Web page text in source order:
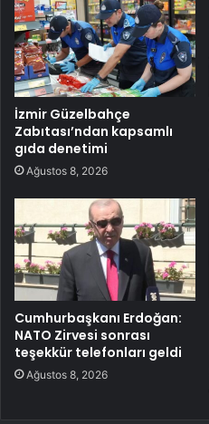
İzmir Güzelbahçe
Zabıtası’ndan kapsamlı
gıda denetimi
Ağustos 8, 2026
Cumhurbaşkanı Erdoğan:
NATO Zirvesi sonrası
teşekkür telefonları geldi
Ağustos 8, 2026